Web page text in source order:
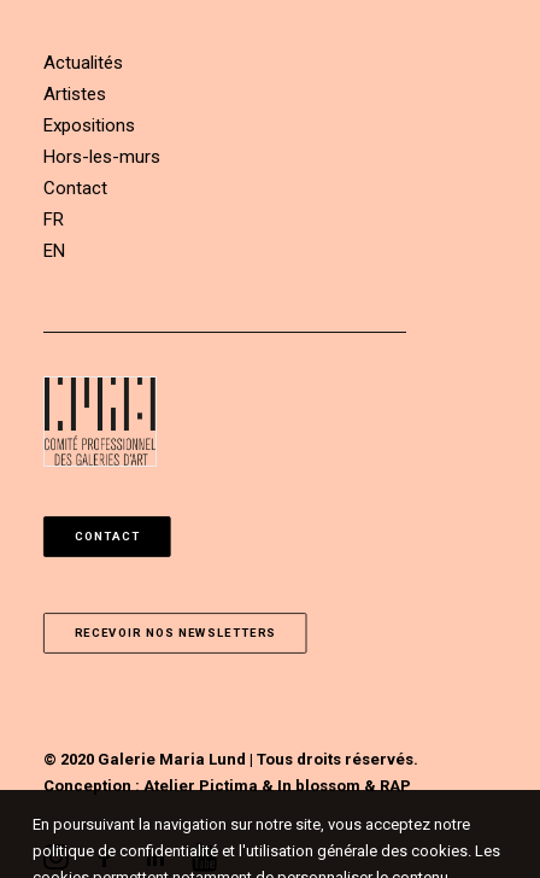
Actualités
Artistes
Expositions
Hors-les-murs
Contact
FR
EN
CONTACT
RECEVOIR NOS NEWSLETTERS
© 2020 Galerie Maria Lund | Tous droits réservés.
Conception :Atelier Pictima&In blossom&RAP
En poursuivant la navigation sur notre site, vous acceptez notre
politique de confidentialité et l'utilisation générale des cookies. Les